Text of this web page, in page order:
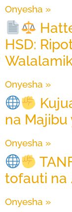
Onyesha »
HSD:
Onyesha »
na Majibu
Onyesha »
tofauti na
Onyesha »